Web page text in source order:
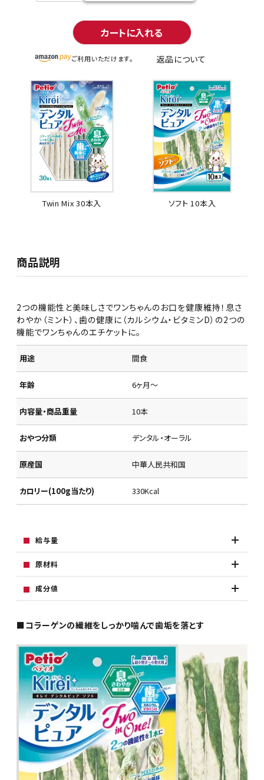
カートに入れる
ご利用いただけます。 返品について
Twin Mix 30本入 ソフト 10本入
商品説明
2つの機能性と美味しさでワンちゃんのお口を健康維持！息さ
わやか（ミント）、歯の健康に（カルシウム・ビタミンD）の2つの
機能でワンちゃんのエチケットに。
用途 間食
年齢 6ヶ月～
内容量・商品重量 10本
おやつ分類 デンタル・オーラル
原産国 中華人民共和国
カロリー(100g当たり) 330Kcal
給与量
原材料
成分値
■コラーゲンの繊維をしっかり噛んで歯垢を落とす